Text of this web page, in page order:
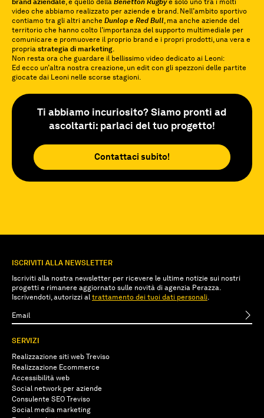
brand aziendale, e quello della Benetton Rugbyè solo uno tra i molti
video che abbiamo realizzato per aziende e brand. Nell’ambito sportivo
contiamo tra gli altri anche Dunlop e Red Bull, ma anche aziende del
territorio che hanno colto l’importanza del supporto multimediale per
comunicare e promuovere il proprio brand e i propri prodotti, una vera e
propria strategia di marketing.
Non resta ora che guardare il bellissimo video dedicato ai Leoni:
Ed ecco un’altra nostra creazione, un edit con gli spezzoni delle partite
giocate dai Leoni nelle scorse stagioni.
Ti abbiamo incuriosito? Siamo pronti ad
ascoltarti: parlaci del tuo progetto!
Contattaci subito!
ISCRIVITI ALLA NEWSLETTER
Iscriviti alla nostra newsletter per ricevere le ultime notizie sui nostri
progetti e rimanere aggiornato sulle novità di agenzia Perazza.
Iscrivendoti, autorizzi al trattamento dei tuoi dati personali.
SERVIZI
Realizzazione siti web Treviso
Realizzazione Ecommerce
Accessibilità web
Social network per aziende
Consulente SEO Treviso
Social media marketing